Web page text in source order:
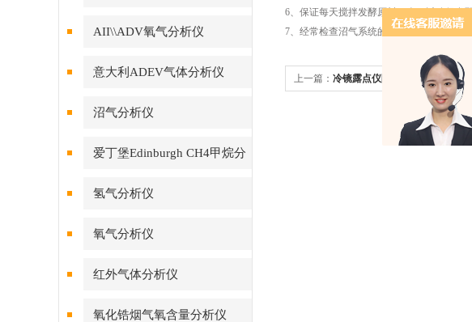
AII\\ADV氧气分析仪
意大利ADEV气体分析仪
沼气分析仪
爱丁堡Edinburgh CH4甲烷分
析仪
氢气分析仪
氧气分析仪
红外气体分析仪
氧化锆烟气氧含量分析仪
6、保证每天搅拌发酵原料三次，以确保发
7、经常检查沼气系统的开关、三通管、输
上一篇： 冷镜露点仪降低了测量过程中的